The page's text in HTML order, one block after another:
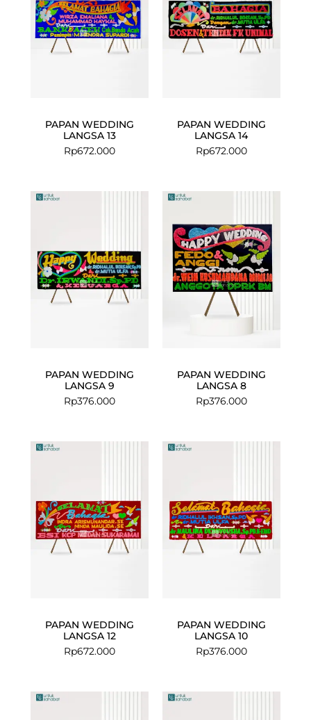
PAPAN WEDDING
LANGSA 13
Rp672.000
PAPAN WEDDING
LANGSA 14
Rp672.000
PAPAN WEDDING
LANGSA 9
Rp376.000
PAPAN WEDDING
LANGSA 8
Rp376.000
PAPAN WEDDING
LANGSA 12
Rp672.000
PAPAN WEDDING
LANGSA 10
Rp376.000